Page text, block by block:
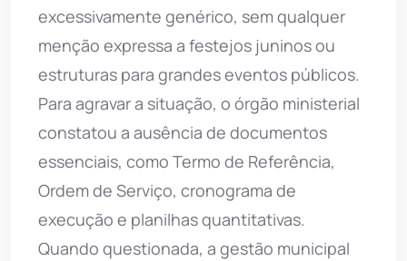
excessivamente genérico, sem qualquer
menção expressa a festejos juninos ou
estruturas para grandes eventos públicos.
Para agravar a situação, o órgão ministerial
constatou a ausência de documentos
essenciais, como Termo de Referência,
Ordem de Serviço, cronograma de
execução e planilhas quantitativas.
Quando questionada, a gestão municipal